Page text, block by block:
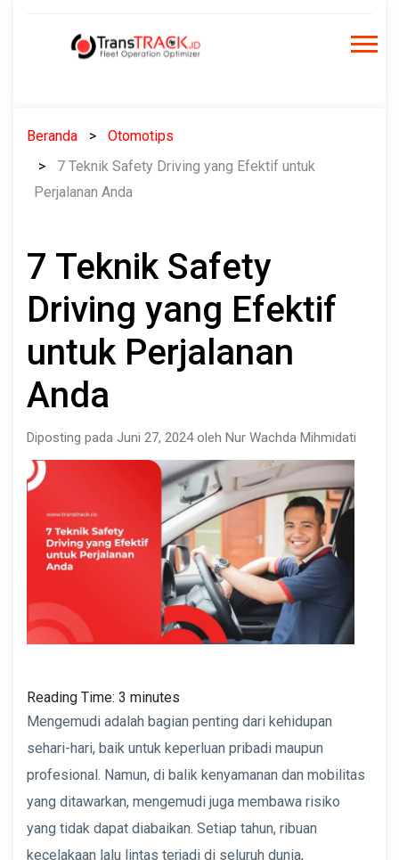
Beranda
Otomotips
7 Teknik Safety Driving yang Efektif untuk
Perjalanan Anda
7 Teknik Safety
Driving yang Efektif
untuk Perjalanan
Anda
Diposting pada Juni 27, 2024 oleh Nur Wachda Mihmidati
Reading Time: 3 minutes
Mengemudi adalah bagian penting dari kehidupan
sehari-hari, baik untuk keperluan pribadi maupun
profesional. Namun, di balik kenyamanan dan mobilitas
yang ditawarkan, mengemudi juga membawa risiko
yang tidak dapat diabaikan. Setiap tahun, ribuan
kecelakaan lalu lintas terjadi di seluruh dunia,